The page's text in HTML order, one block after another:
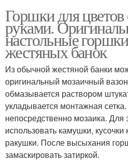
бутылок
Руки из дерева
Горшки для
руками.
настольные
жестяных банок
Из обычной жестяной банки
оригинальный мозаичный
обмазывается раствором
укладывается монтажная
непосредственно мозаика. Для
использовать камушки,
ракушки. После высыхания
замаскировать затиркой.